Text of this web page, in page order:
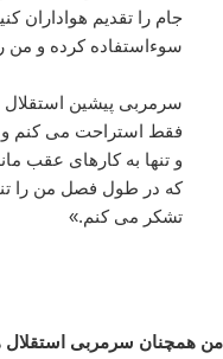
جام را تقدیم هواداران
سوءاستفاده کرده و من
سرمربی پیشین استقلال
فقط استراحت می کنم و
و تنها به کارهای عقب
که در طول فصل من را
تشکر می کنم.»
من همچنان سرمربی استقلال